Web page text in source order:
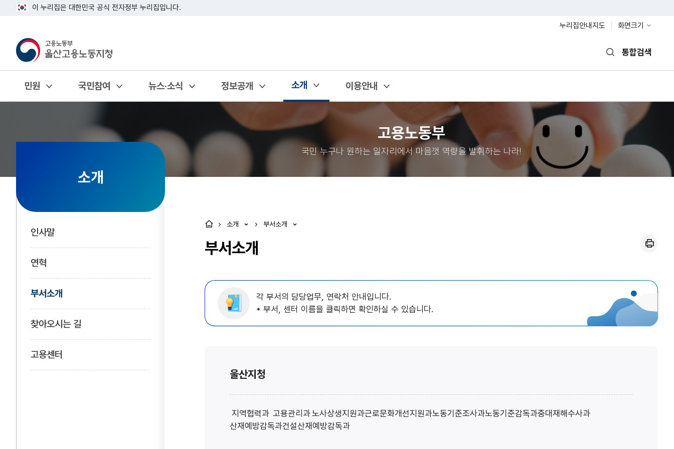
이 누리집은 대한민국 공식 전자정부 누리집입니다.
누리집안내지도
화면크기
통합검색
민원
열기
국민참여
열기
뉴스·소식
열기
정보공개
열기
소개
열기 이용안내
열기
고용노동부
국민 누구나 원하는 일자리에서 마음껏 역량을 발휘하는 나라!
소개
인사말
연혁
부서소개
찾아오시는 길
고용센터
부서소개
소개 부서소개
각 부서의 담당업무, 연락처 안내입니다.
* 부서, 센터 이름을 클릭하면 확인하실 수 있습니다.
울산지청
지역협력과 고용관리과노사상생지원과근로문화개선지원과노동기준조사과노동기준감독과중대재해수사과
산재예방감독과건설산재예방감독과